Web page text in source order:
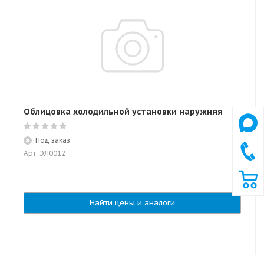
Облицовка холодильной установки наружняя
Под заказ
Арт: ЭЛ0012
Найти цены и аналоги